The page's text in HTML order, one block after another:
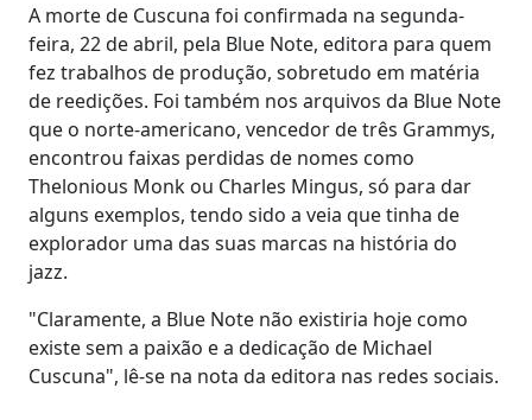
A morte de Cuscuna foi confirmada na segunda-
feira, 22 de abril, pela Blue Note, editora para quem
fez trabalhos de produção, sobretudo em matéria
de reedições. Foi também nos arquivos da Blue Note
que o norte-americano, vencedor de três Grammys,
encontrou faixas perdidas de nomes como
Thelonious Monk ou Charles Mingus, só para dar
alguns exemplos, tendo sido a veia que tinha de
explorador uma das suas marcas na história do
jazz.
"Claramente, a Blue Note não existiria hoje como
existe sem a paixão e a dedicação de Michael
Cuscuna", lê-se na nota da editora nas redes sociais.